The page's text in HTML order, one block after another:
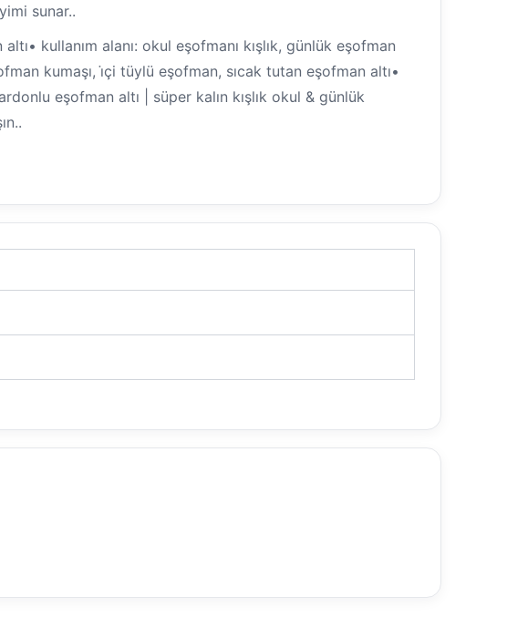
sunar..
kullanım alanı: okul eşofmanı kışlık, günlük eşofman
kumaşı, i̇çi tüylü eşofman, sıcak tutan eşofman altı•
eşofman altı | süper kalın kışlık okul & günlük